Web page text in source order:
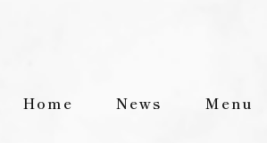
Home News Menu